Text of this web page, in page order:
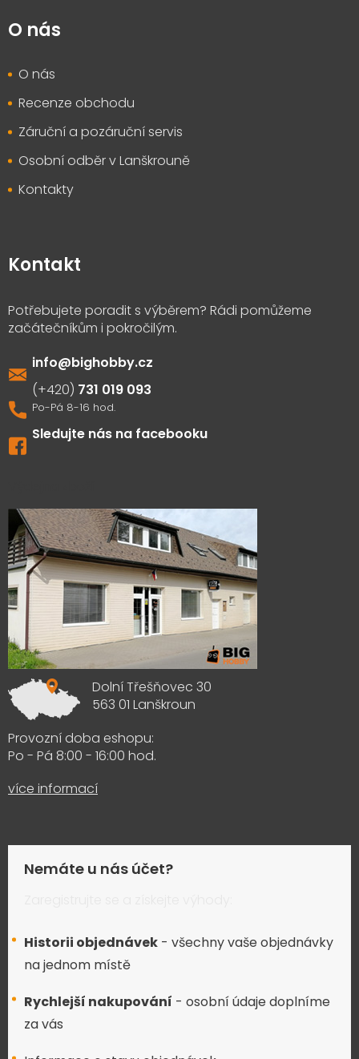
O nás
O nás
Recenze obchodu
Záruční a pozáruční servis
Osobní odběr v Lanškrouně
Kontakty
Kontakt
info@bighobby.cz
731 019 093
Sledujte nás na facebooku
Dolní Třešňovec 30
563 01 Lanškroun
Provozní doba eshopu:
Po - Pá 8:00 - 16:00 hod.
více informací
Nemáte u nás účet?
Historii objednávek - všechny vaše objednávky
na jednom místě
Rychlejší nakupování - osobní údaje doplníme
za vás